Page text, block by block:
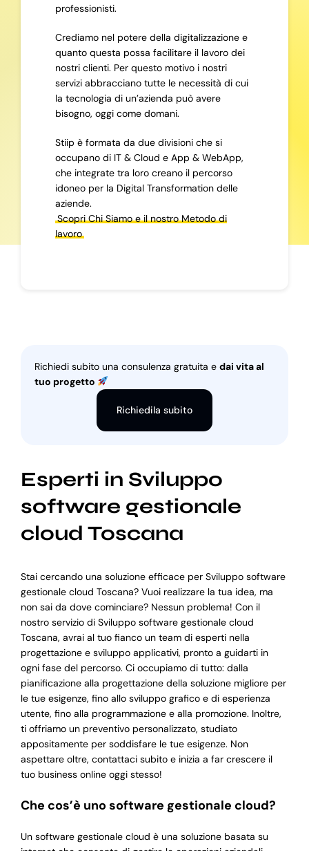
professionisti.
Crediamo nel potere della digitalizzazione e
quanto questa possa facilitare il lavoro dei
nostri clienti. Per questo motivo i nostri
servizi abbracciano tutte le necessità di cui
la tecnologia di un’azienda può avere
bisogno, oggi come domani.
Stiip è formata da due divisioni che si
occupano di IT & Cloud e App & WebApp,
che integrate tra loro creano il percorso
idoneo per la Digital Transformation delle
aziende.
Scopri Chi Siamo e il nostro Metodo di
lavoro
Richiedi subito una consulenza gratuita e dai vita al
tuo progetto
Richiedila subito
Esperti in Sviluppo
software gestionale
cloud Toscana
Stai cercando una soluzione efficace per Sviluppo software
gestionale cloud Toscana? Vuoi realizzare la tua idea, ma
non sai da dove cominciare? Nessun problema! Con il
nostro servizio di Sviluppo software gestionale cloud
Toscana, avrai al tuo fianco un team di esperti nella
progettazione e sviluppo applicativi, pronto a guidarti in
ogni fase del percorso. Ci occupiamo di tutto: dalla
pianificazione alla progettazione della soluzione migliore per
le tue esigenze, fino allo sviluppo grafico e di esperienza
utente, fino alla programmazione e alla promozione. Inoltre,
ti offriamo un preventivo personalizzato, studiato
appositamente per soddisfare le tue esigenze. Non
aspettare oltre, contattaci subito e inizia a far crescere il
tuo business online oggi stesso!
Che cos’è uno software gestionale cloud?
Un software gestionale cloud è una soluzione basata su